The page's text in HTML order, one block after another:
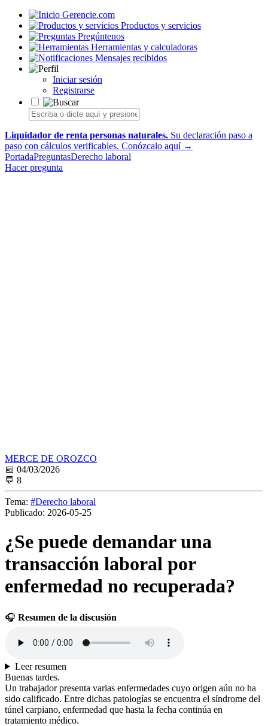
Gerencie.com
Productos y servicios
Pregúntenos
Herramientas y calculadoras
Mensajes recibidos
Iniciar sesión
Registrarse
Liquidador de renta personas naturales. Su declaración paso a
paso con cálculos verificables. Conózcalo aquí →
PortadaPreguntasDerecho laboral
Hacer pregunta
MERCE DE OROZCO
📅 04/03/2026
💬 8
Tema: #Derecho laboral
Publicado: 2026-05-25
¿Se puede demandar una
transacción laboral por
enfermedad no recuperada?
🎧 Resumen de la discusión
Leer resumen
Buenas tardes.
Un trabajador presenta varias enfermedades cuyo origen aún no ha
sido calificado. Entre dichas patologías se encuentra el síndrome del
túnel carpiano, enfermedad que hasta la fecha continúa en
tratamiento médico.